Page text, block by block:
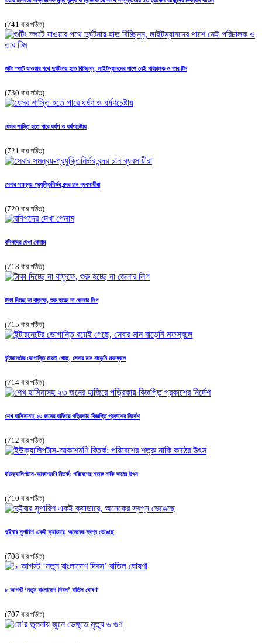
(741 বার পঠিত)
শুটিং স্পটে যাওয়ার পথে দুর্ঘটনায় হাত বিচ্ছিন্ন, লাইটম্যানদের পাশে নেই পরিচালক ও তার টিম
(730 বার পঠিত)
যেসব শাস্তি হতে পারে ধর্ষণ ও ধর্ষণচেষ্টায়
(721 বার পঠিত)
সেবার সমন্বয়-প্রযুক্তিনির্ভর বন্দর চান ব্যবসায়ীরা
(720 বার পঠিত)
বনিপদের দেখা পেলাম
(718 বার পঠিত)
টাকা দিচ্ছে না বাফুফে, শুরু হচ্ছে না জেলার লিগ
(715 বার পঠিত)
ইন্টারনেটের ভোগান্তি রয়েই গেছে, সেবার মান বাড়েনি মফস্বলে
(714 বার পঠিত)
শেখ হাসিনাসহ ২৩ জনের হাজিরে পত্রিকায় বিজ্ঞপ্তি প্রকাশের নির্দেশ
(712 বার পঠিত)
ইউক্যালিপটাস-আকাশমণি বিতর্ক: পরিবেশের শত্রু নাকি কাঠের উৎস
(710 বার পঠিত)
দুইবার সুপারিশ একই ক্যাডারে, অনেকের স্বপ্ন ভেঙেছে
(708 বার পঠিত)
৮ আগস্ট ‘নতুন বাংলাদেশ দিবস’ বাতিল ঘোষণা
(707 বার পঠিত)